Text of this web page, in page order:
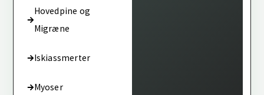
Hovedpine og
Migræne
Iskiassmerter
Myoser